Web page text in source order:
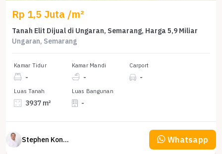
Rp 1,5 Juta /m²
Tanah Elit Dijual di Ungaran, Semarang, Harga 5,9 Miliar
Ungaran, Semarang
Kamar Tidur
-
Kamar Mandi
-
Carport
-
Luas Tanah
3937 m²
Luas Bangunan
-
Stephen Konsultan Properti Whatsapp